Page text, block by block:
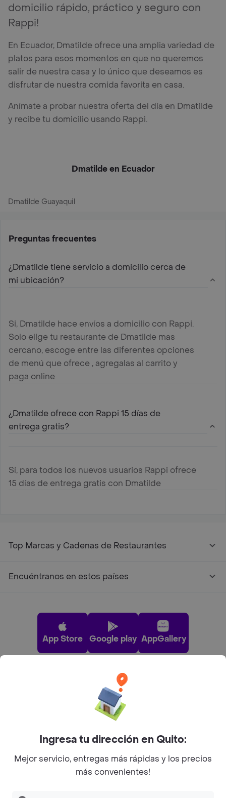
domicilio rápido, práctico y seguro con
Rappi!
En Ecuador, Dmatilde ofrece una amplia variedad de
platos para esos momentos en que no queremos
salir de nuestra casa y lo único que deseamos es
disfrutar de nuestra comida favorita en casa.
Anímate a probar nuestra oferta del día en Dmatilde
y recibe tu domicilio usando Rappi.
Dmatilde en Ecuador
Dmatilde Guayaquil
Preguntas frecuentes
¿Dmatilde tiene servicio a domicilio cerca de
mi ubicación?
Si, Dmatilde hace envíos a domicilio con Rappi.
Solo elige tu restaurante de Dmatilde mas
cercano, escoge entre las diferentes opciones
de menú que ofrece , agregalas al carrito y
paga online
¿Dmatilde ofrece con Rappi 15 días de
entrega gratis?
Sí, para todos los nuevos usuarios Rappi ofrece
15 días de entrega gratis con Dmatilde
Top Marcas y Cadenas de Restaurantes
Encuéntranos en estos países
App Store Google play AppGallery
Pide tu comida favorita cerca de ti
Ingresa tu dirección en Quito:
Mejor servicio, entregas más rápidas y los precios
más convenientes!